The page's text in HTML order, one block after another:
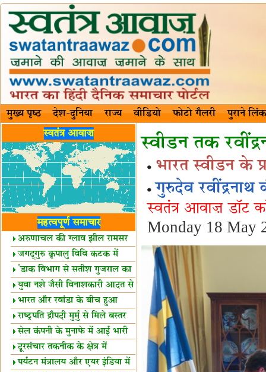
मुख्य पृष्ठ देश-दुनिया राज्य वीडियो फोटो गैलरी पुराने लिंक
स्वतंत्र आवाज़
महत्वपूर्ण समाचार
अरुणाचल की ग्लाव झील रामसर
स्थल घोषित
जगद्गुरु कृपालु विवि कटक में
शैक्षिक सत्र शुरू
'डाक विभाग से सतीश गुजराल का
रिश्ता गहरा'
युवा नशे जैसी विनाशकारी आदत से
दूर रहें-मोदी
भारत और रवांडा के बीच हुआ
व्यापार विस्तार
राष्ट्रपति द्रौपदी मुर्मु से मिले बस्तर
के प्रतिनिधि
सेल कंपनी के मुनाफे में आई भारी
उछाल!
दूरसंचार तकनीक के क्षेत्र में
उत्कृष्टता पुरस्कार
पर्यटन मंत्रालय और एयर इंडिया में
स्वीडन तक
भारत स्वीडन के
गुरुदेव रवींद्रनाथ
स्वतंत्र आवाज़ डॉट
Monday 18 May